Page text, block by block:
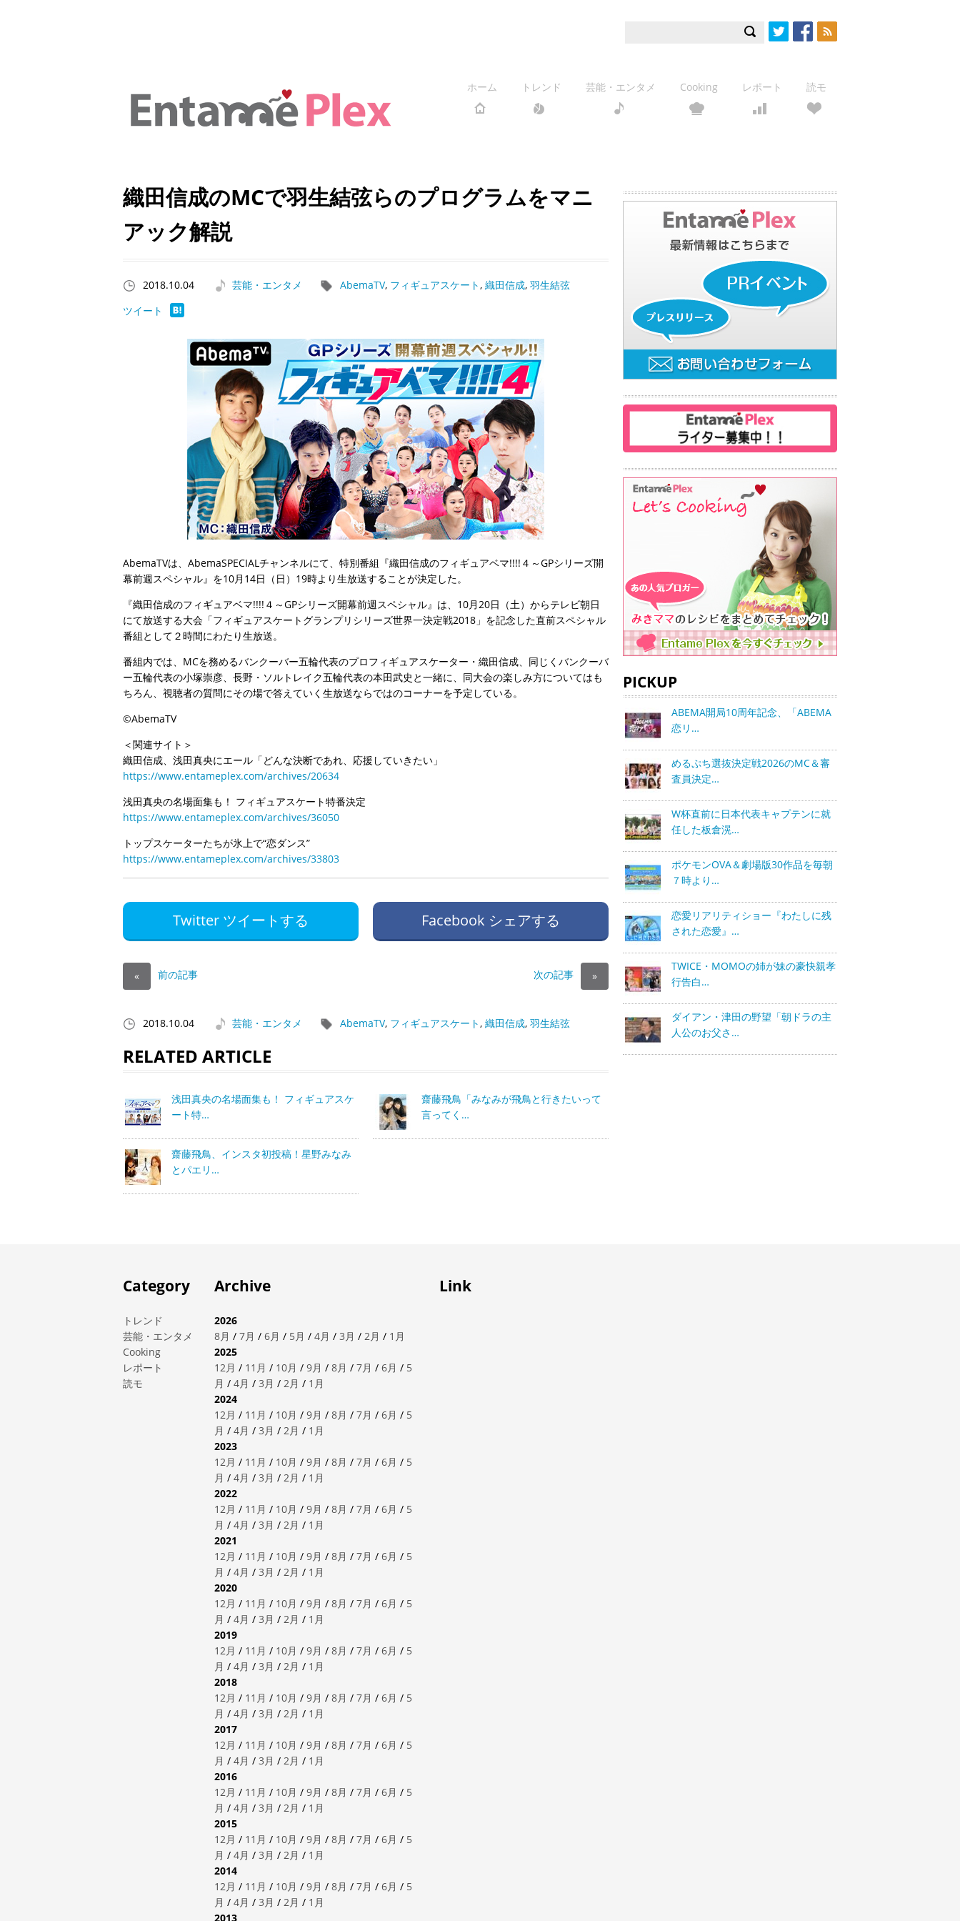
ホーム トレンド 芸能・エンタメ Cooking レポート 読モ
織田信成のMCで羽生結弦らのプログラムをマニ
アック解説
2018.10.04 芸能・エンタメ AbemaTV, フィギュアスケート, 織田信成, 羽生結弦
ツイート
AbemaTVは、AbemaSPECIALチャンネルにて、特別番組『織田信成のフィギュアベマ!!!!４～GPシリーズ開
幕前週スペシャル』を10月14日（日）19時より生放送することが決定した。
『織田信成のフィギュアベマ!!!!４～GPシリーズ開幕前週スペシャル』は、10月20日（土）からテレビ朝日
にて放送する大会「フィギュアスケートグランプリシリーズ世界一決定戦2018」を記念した直前スペシャル
番組として２時間にわたり生放送。
番組内では、MCを務めるバンクーバー五輪代表のプロフィギュアスケーター・織田信成、同じくバンクーバ
ー五輪代表の小塚崇彦、長野・ソルトレイク五輪代表の本田武史と一緒に、同大会の楽しみ方についてはも
ちろん、視聴者の質問にその場で答えていく生放送ならではのコーナーを予定している。
©AbemaTV
＜関連サイト＞
織田信成、浅田真央にエール「どんな決断であれ、応援していきたい」
https://www.entameplex.com/archives/20634
浅田真央の名場面集も！ フィギュアスケート特番決定
https://www.entameplex.com/archives/36050
トップスケーターたちが氷上で“恋ダンス”
https://www.entameplex.com/archives/33803
Twitter ツイートする Facebook シェアする
« 前の記事 次の記事 »
2018.10.04 芸能・エンタメ AbemaTV, フィギュアスケート, 織田信成, 羽生結弦
RELATED ARTICLE
浅田真央の名場面集も！ フィギュアスケ
ート特…
齋藤飛鳥「みなみが飛鳥と行きたいって
言ってく…
齋藤飛鳥、インスタ初投稿！星野みなみ
とパエリ…
PICKUP
ABEMA開局10周年記念、「ABEMA
恋リ…
めるぷち選抜決定戦2026のMC＆審
査員決定…
W杯直前に日本代表キャプテンに就
任した板倉滉…
ポケモンOVA＆劇場版30作品を毎朝
７時より…
恋愛リアリティショー『わたしに残
された恋愛』…
TWICE・MOMOの姉が妹の豪快親孝
行告白…
ダイアン・津田の野望「朝ドラの主
人公のお父さ…
Category
トレンド
芸能・エンタメ
Cooking
レポート
読モ
Archive
2026
8月 / 7月 / 6月 / 5月 / 4月 / 3月 / 2月 / 1月
2025
12月 / 11月 / 10月 / 9月 / 8月 / 7月 / 6月 / 5
月 / 4月 / 3月 / 2月 / 1月
2024
12月 / 11月 / 10月 / 9月 / 8月 / 7月 / 6月 / 5
月 / 4月 / 3月 / 2月 / 1月
2023
12月 / 11月 / 10月 / 9月 / 8月 / 7月 / 6月 / 5
月 / 4月 / 3月 / 2月 / 1月
2022
12月 / 11月 / 10月 / 9月 / 8月 / 7月 / 6月 / 5
月 / 4月 / 3月 / 2月 / 1月
2021
12月 / 11月 / 10月 / 9月 / 8月 / 7月 / 6月 / 5
月 / 4月 / 3月 / 2月 / 1月
2020
12月 / 11月 / 10月 / 9月 / 8月 / 7月 / 6月 / 5
月 / 4月 / 3月 / 2月 / 1月
2019
12月 / 11月 / 10月 / 9月 / 8月 / 7月 / 6月 / 5
月 / 4月 / 3月 / 2月 / 1月
2018
12月 / 11月 / 10月 / 9月 / 8月 / 7月 / 6月 / 5
月 / 4月 / 3月 / 2月 / 1月
2017
12月 / 11月 / 10月 / 9月 / 8月 / 7月 / 6月 / 5
月 / 4月 / 3月 / 2月 / 1月
2016
12月 / 11月 / 10月 / 9月 / 8月 / 7月 / 6月 / 5
月 / 4月 / 3月 / 2月 / 1月
2015
12月 / 11月 / 10月 / 9月 / 8月 / 7月 / 6月 / 5
月 / 4月 / 3月 / 2月 / 1月
2014
12月 / 11月 / 10月 / 9月 / 8月 / 7月 / 6月 / 5
月 / 4月 / 3月 / 2月 / 1月
2013
Link